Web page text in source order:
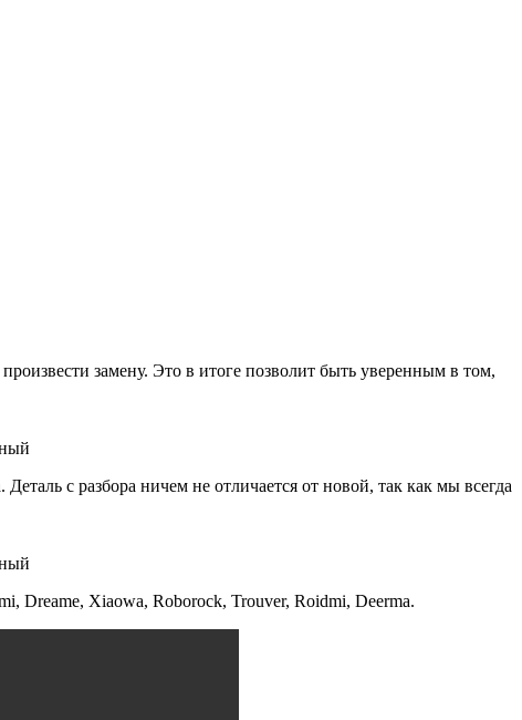
замену. Это в итоге позволит быть уверенным в том,
с разбора ничем не отличается от новой, так как мы всегда
Dreame, Xiaowa, Roborock, Trouver, Roidmi, Deerma.